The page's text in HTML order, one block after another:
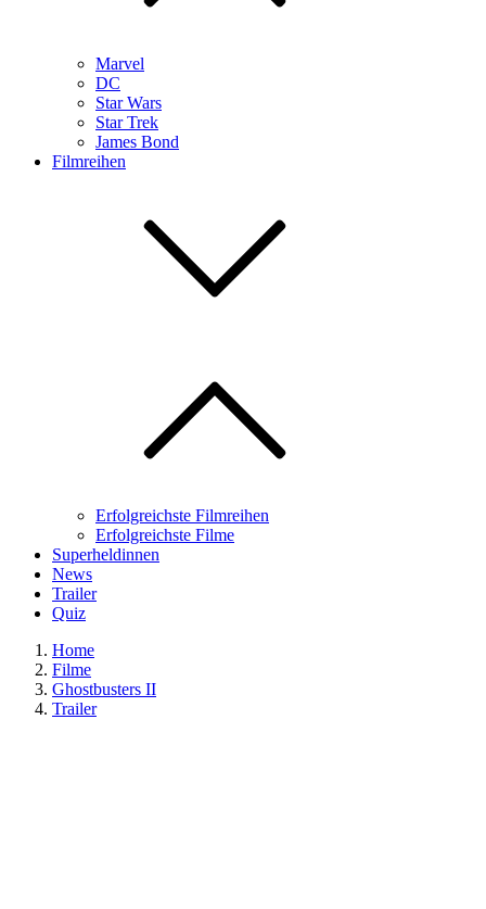
Marvel
DC
Star Wars
Star Trek
James Bond
Filmreihen
Erfolgreichste Filmreihen
Erfolgreichste Filme
Superheldinnen
News
Trailer
Quiz
Home
Filme
Ghostbusters II
Trailer